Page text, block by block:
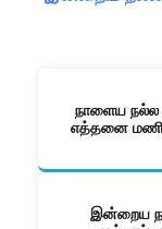
நாளைய நல்ல
எத்தனை
இன்றைய